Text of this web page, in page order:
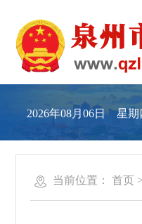
2026年08月06日 星期
当前位置： 首页 >